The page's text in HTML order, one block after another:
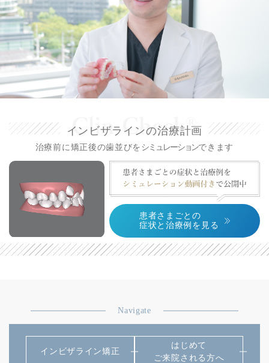
インビザラインの治療計画
治療前に矯正後の歯並びを シミュレーションできます
患者さまごとの
症状と治療例を見る
Navigate
インビザライン矯正
はじめて
ご来院される方へ